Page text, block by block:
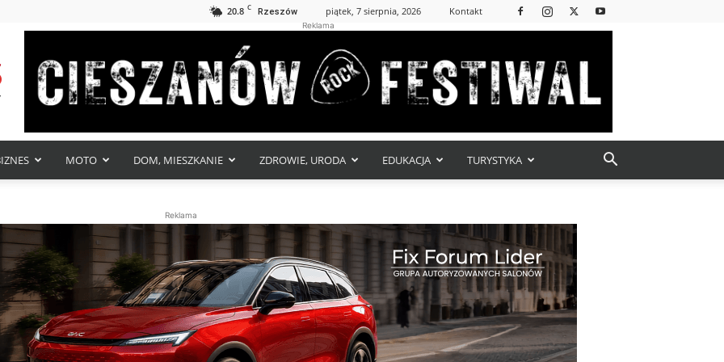
20.8 C Rzeszów piątek, 7 sierpnia, 2026 Kontakt
Reklama
MOTO DOM, MIESZKANIE ZDROWIE, URODA EDUKACJA TURYSTYKA
Reklama